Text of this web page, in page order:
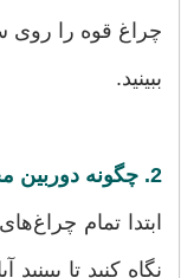
چراغ قوه را روی
ببینید.
2. چگونه دوربین مخفی داخل لامپ را پیدا کنیم؟
ابتدا تمام
نگاه کنید تا